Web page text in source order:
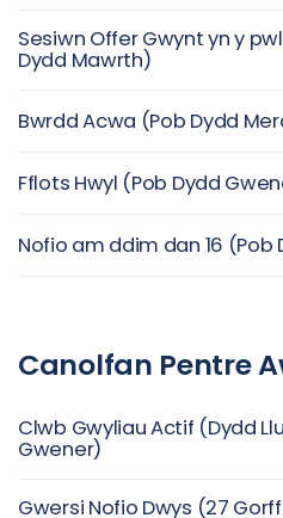
Sesiwn Offer Gwynt yn y
Dydd Mawrth)
Bwrdd Acwa (Pob Dydd
Fflots Hwyl (Pob Dydd
Nofio am ddim dan 16 (Pob
Canolfan Pentre
Clwb Gwyliau Actif (Dydd
Gwener)
Gwersi Nofio Dwys (27